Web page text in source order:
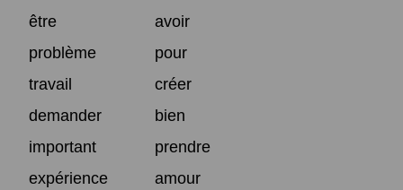
être
avoir
problème
pour
travail
créer
demander
bien
important
prendre
expérience
amour